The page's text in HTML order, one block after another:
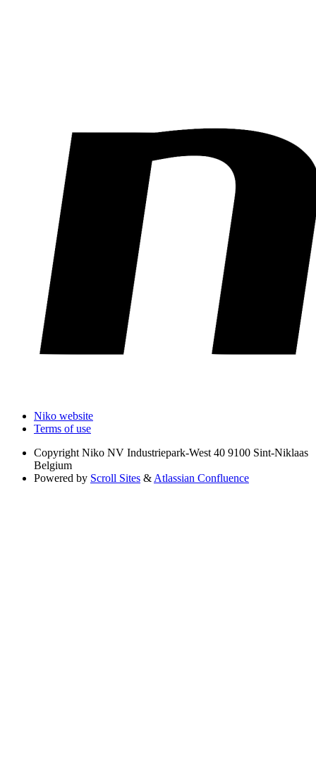
Niko website
Terms of use
Copyright Niko NV Industriepark-West 40 9100 Sint-Niklaas
Belgium
Powered by Scroll Sites & Atlassian Confluence